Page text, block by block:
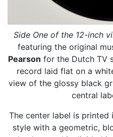
Side One of the 12-inch
featuring the original
Pearson for the Dutch TV
record laid flat on a
view of the glossy black
central
The center label is printed
style with a geometric,